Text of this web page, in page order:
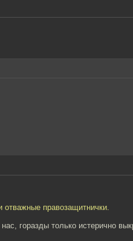
отважные правозащитнички.
горазды только истерично